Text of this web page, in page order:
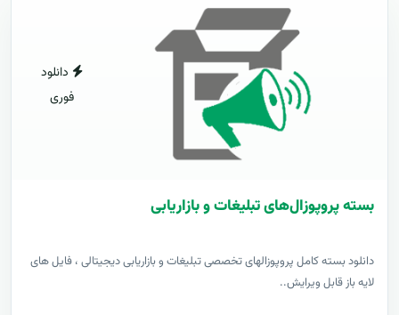
دانلود
فوری
بسته پروپوزال‌های تبلیغات و بازاریابی
دانلود بسته کامل پروپوزالهای تخصصی تبلیغات و بازاریابی دیجیتالی ، فایل های
لایه باز قابل ویرایش..